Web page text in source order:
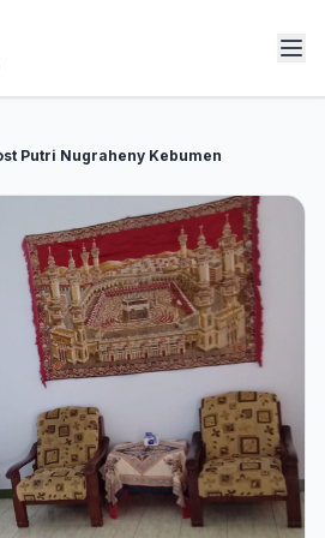
Putri Nugraheny Kebumen